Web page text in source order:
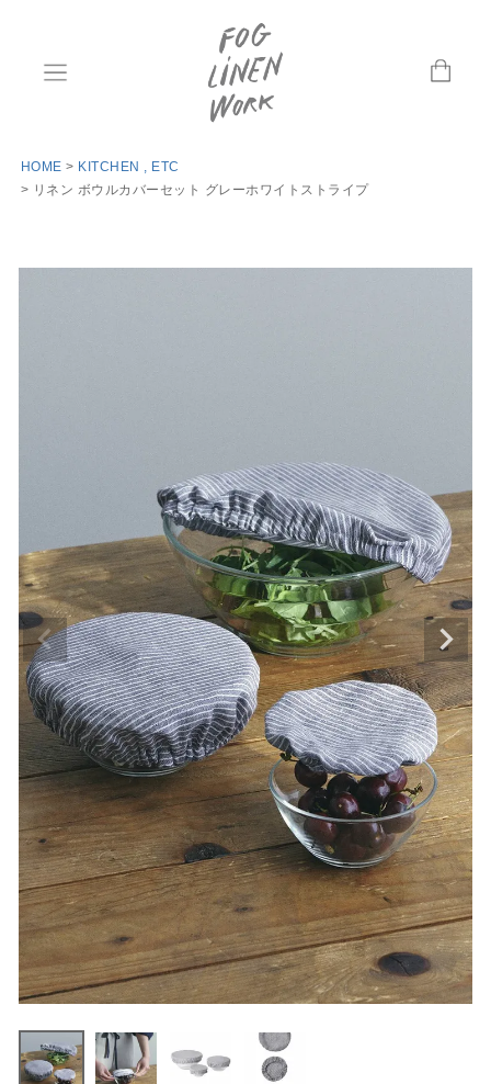
HOME
KITCHEN , ETC
リネン ボウルカバーセット グレーホワイトストライプ